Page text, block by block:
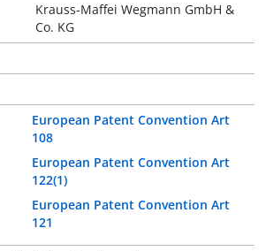
Krauss-Maffei Wegmann GmbH &
Co. KG
European Patent Convention Art
108
European Patent Convention Art
122(1)
European Patent Convention Art
121